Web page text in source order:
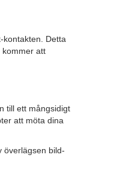
kontakten. Detta
att
till ett mångsidigt
att möta dina
överlägsen bild-